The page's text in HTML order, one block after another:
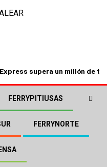
supera un millón de
FERRYPITIUSAS
FERRYNORTE